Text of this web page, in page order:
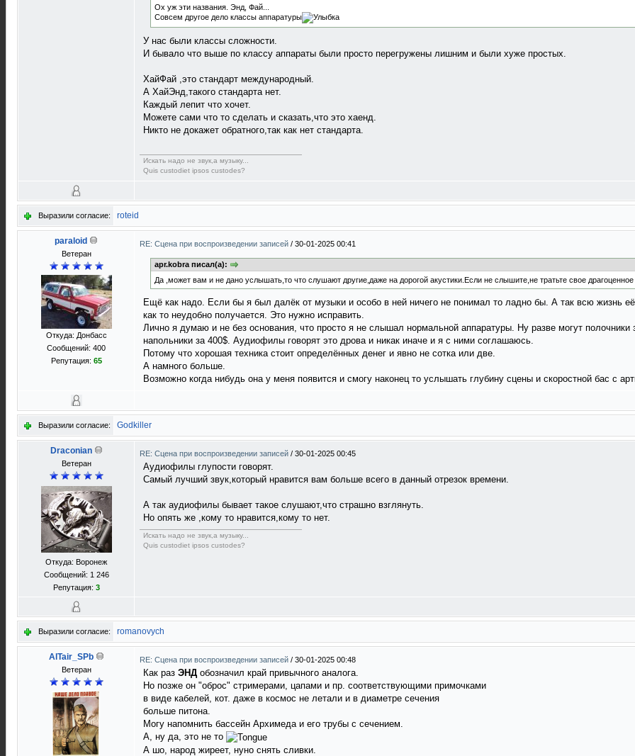
Ох уж эти названия. Энд, Фай...
Совсем другое дело классы аппаратуры
У нас были классы сложности.
И бывало что выше по классу аппараты были просто перегружены лишним и были хуже простых.
ХайФай ,это стандарт международный.
А ХайЭнд,такого стандарта нет.
Каждый лепит что хочет.
Можете сами что то сделать и сказать,что это хаенд.
Никто не докажет обратного,так как нет стандарта.
Искать надо не звук,а музыку...
Quis custodiet ipsos custodes?
Выразили согласие: roteid
paraloid
Ветеран
Откуда: Донбасс
Сообщений: 400
Репутация: 65
RE: Сцена при воспроизведении записей / 30-01-2025 00:41
apr.kobra писал(а):
Да ,может вам и не дано услышать,то что слушают другие,даже на дорогой акустики.Если не слышите,не тратьте свое драгоценное
Ещё как надо. Если бы я был далёк от музыки и особо в ней ничего не понимал то ладно бы. А так всю жизнь
как то неудобно получается. Это нужно исправить.
Лично я думаю и не без основания, что просто я не слышал нормальной аппаратуры. Ну разве могут полочники
напольники за 400$. Аудиофилы говорят это дрова и никак иначе и я с ними соглашаюсь.
Потому что хорошая техника стоит определённых денег и явно не сотка или две.
А намного больше.
Возможно когда нибудь она у меня появится и смогу наконец то услышать глубину сцены и скоростной бас с
Выразили согласие: Godkiller
Draconian
Ветеран
Откуда: Воронеж
Сообщений: 1 246
Репутация: 3
RE: Сцена при воспроизведении записей / 30-01-2025 00:45
Аудиофилы глупости говорят.
Самый лучший звук,который нравится вам больше всего в данный отрезок времени.
А так аудиофилы бывает такое слушают,что страшно взглянуть.
Но опять же ,кому то нравится,кому то нет.
Искать надо не звук,а музыку...
Quis custodiet ipsos custodes?
Выразили согласие: romanovych
AlTair_SPb
Ветеран
RE: Сцена при воспроизведении записей / 30-01-2025 00:48
Как раз ЭНД обозначил край привычного аналога.
Но позже он "оброс" стримерами, цапами и пр. соответствующими примочками
в виде кабелей, кот. даже в космос не летали и в диаметре сечения
больше питона.
Могу напомнить бассейн Архимеда и его трубы с сечением.
А, ну да, это не то
А шо, народ жиреет, нуно снять сливки.